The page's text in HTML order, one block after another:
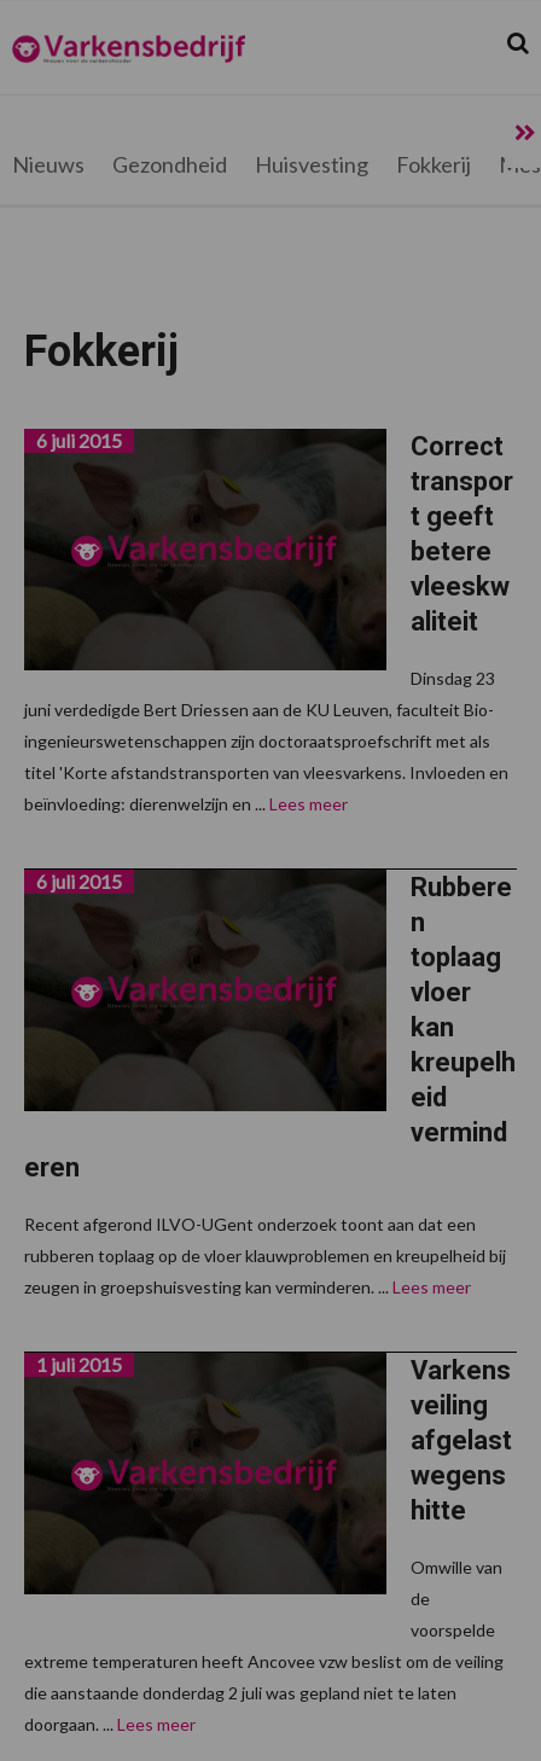
de
hoofdnavigatie
de
hoofd
de
voettekst
Varkensbedrijf.be
Nieuws Gezondheid Huisvesting Fokkerij
Fokkerij
Correct
transpor
t geeft
betere
vleeskw
aliteit
6 juli 2015
Dinsdag 23
juni verdedigde Bert Driessen aan de KU Leuven, faculteit Bio-
ingenieurswetenschappen zijn doctoraatsproefschrift met als
titel 'Korte afstandstransporten van vleesvarkens. Invloeden en
beïnvloeding: dierenwelzijn en ... Lees meer
Rubbere
n
toplaag
vloer
kan
kreupelh
eid
vermind
eren
6 juli 2015
Recent afgerond ILVO-UGent onderzoek toont aan dat een
rubberen toplaag op de vloer klauwproblemen en kreupelheid bij
zeugen in groepshuisvesting kan verminderen. ... Lees meer
Varkens
veiling
afgelast
wegens
hitte
1 juli 2015
Omwille van
de
voorspelde
extreme temperaturen heeft Ancovee vzw beslist om de veiling
die aanstaande donderdag 2 juli was gepland niet te laten
doorgaan. ... Lees meer